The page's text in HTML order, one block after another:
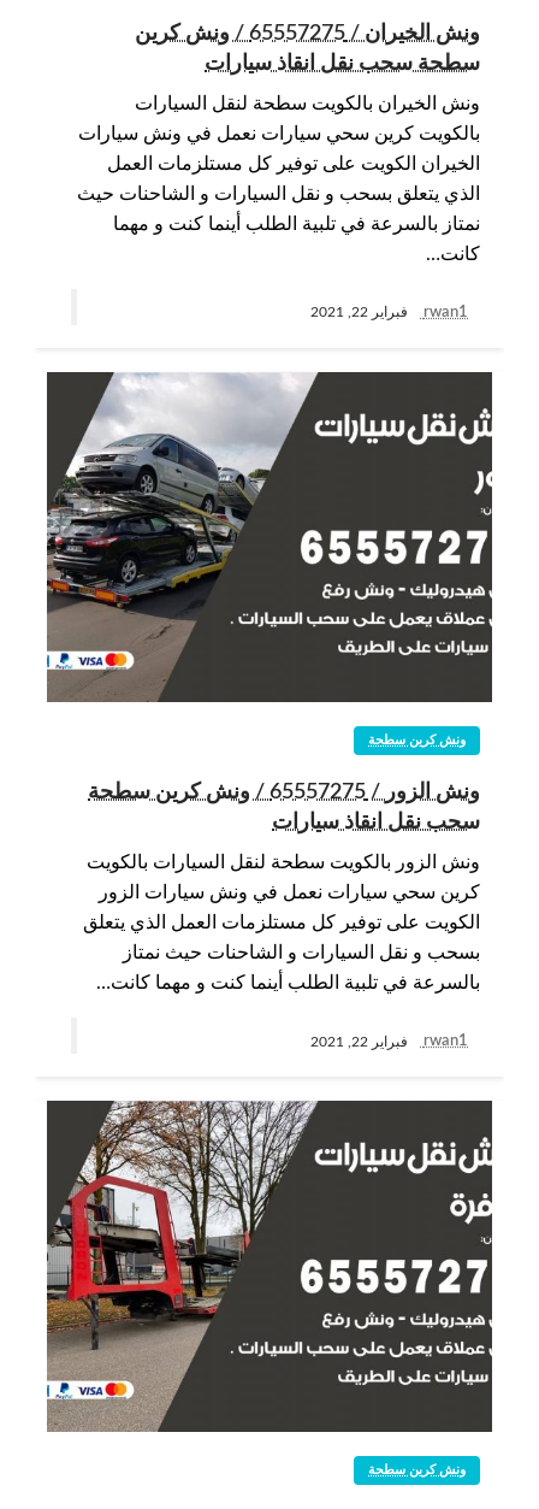
ونش الخيران / 65557275 / ونش كرين
سطحة سحب نقل انقاذ سيارات
ونش الخيران بالكويت سطحة لنقل السيارات
بالكويت كرين سحي سيارات نعمل في ونش سيارات
الخيران الكويت على توفير كل مستلزمات العمل
الذي يتعلق بسحب و نقل السيارات و الشاحنات حيث
نمتاز بالسرعة في تلبية الطلب أينما كنت و مهما
كانت…
rwan1 فبراير 22, 2021
ونش كرين سطحة
ونش الزور / 65557275 / ونش كرين سطحة
سحب نقل انقاذ سيارات
ونش الزور بالكويت سطحة لنقل السيارات بالكويت
كرين سحي سيارات نعمل في ونش سيارات الزور
الكويت على توفير كل مستلزمات العمل الذي يتعلق
بسحب و نقل السيارات و الشاحنات حيث نمتاز
بالسرعة في تلبية الطلب أينما كنت و مهما كانت…
rwan1 فبراير 22, 2021
ونش كرين سطحة